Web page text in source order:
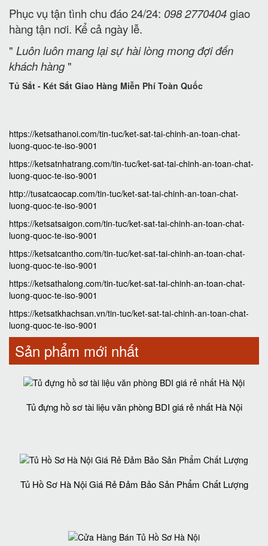
Phục vụ tận tình chu đáo 24/24: 098 2770404giao
hàng tận nơi. Kể cả ngày lễ.
" Luôn luôn mang lại sự hài lòng mong đợi đến
khách hàng"
Tủ Sắt - Két Sắt Giao Hàng Miễn Phí Toàn Quốc
https://ketsathanoi.com/tin-tuc/ket-sat-tai-chinh-an-toan-chat-
luong-quoc-te-iso-9001
https://ketsatnhatrang.com/tin-tuc/ket-sat-tai-chinh-an-toan-chat-
luong-quoc-te-iso-9001
http://tusatcaocap.com/tin-tuc/ket-sat-tai-chinh-an-toan-chat-
luong-quoc-te-iso-9001
https://ketsatsaigon.com/tin-tuc/ket-sat-tai-chinh-an-toan-chat-
luong-quoc-te-iso-9001
https://ketsatcantho.com/tin-tuc/ket-sat-tai-chinh-an-toan-chat-
luong-quoc-te-iso-9001
https://ketsathalong.com/tin-tuc/ket-sat-tai-chinh-an-toan-chat-
luong-quoc-te-iso-9001
https://ketsatkhachsan.vn/tin-tuc/ket-sat-tai-chinh-an-toan-chat-
luong-quoc-te-iso-9001
Sản phẩm mới nhất
Tủ đựng hồ sơ tài liệu văn phòng BDI giá rẻ nhất Hà Nội
Tủ Hồ Sơ Hà Nội Giá Rẻ Đảm Bảo Sản Phẩm Chất Lượng‎